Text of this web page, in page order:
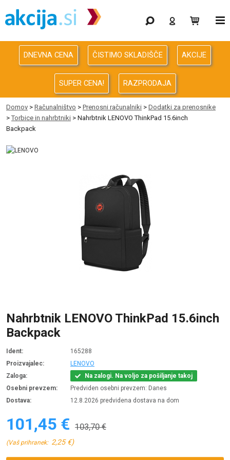
Gaming
Odprodaja
Računalništvo
Računalništvo za podjetja
Avdio Video Foto
Energija
DNEVNA CENA ČISTIMO SKLADIŠČE AKCIJE
SUPER CENA! RAZPRODAJA
Domov > Računalništvo > Prenosni računalniki > Dodatki za prenosnike
> Torbice in nahrbtniki > Nahrbtnik LENOVO ThinkPad 15.6inch
Backpack
Nahrbtnik LENOVO ThinkPad 15.6inch
Backpack
Ident:
165288
Proizvajalec:
LENOVO
Zaloga:
Na zalogi. Na voljo za pošiljanje takoj
Osebni prevzem:
Predviden osebni prevzem: Danes
Dostava:
12.8.2026 predvidena dostava na dom
101,45 € 103,70 €
(Vaš prihranek: 2,25 €)